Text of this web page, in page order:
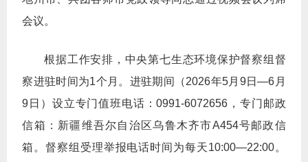
会议。
根据工作安排，中央第七生态环境保护督察组督
察进驻时间为1个月。进驻期间（2026年5月9日—6月
9日）设立专门值班电话：0991-6072656，专门邮政
信箱：新疆维吾尔自治区乌鲁木齐市A454号邮政信
箱。督察组受理举报电话时间为每天10:00—22:00。